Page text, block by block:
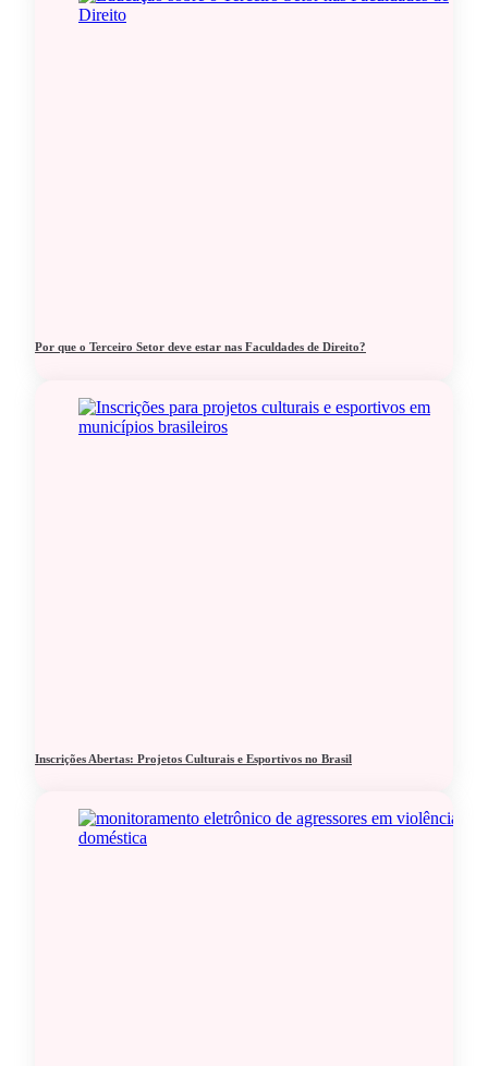
Por que o Terceiro Setor deve estar nas Faculdades de Direito?
Inscrições Abertas: Projetos Culturais e Esportivos no Brasil